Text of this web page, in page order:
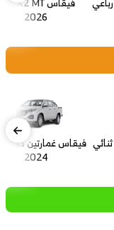
2026
فيقاس غمارتين دفع
2024